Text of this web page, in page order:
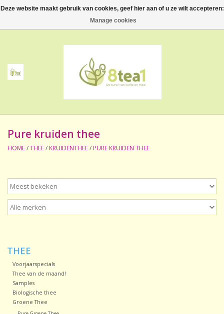
0 Artikelen - €--,--
Thee
Accessoires
BeppeDeli en 8tea1
Contact
Laatste kans!
Pure kruiden thee
HOME/THEE/ KRUIDENTHEE/ PURE KRUIDEN THEE
THEE
Voorjaarspecials
Thee van de maand!
Samples
Biologische thee
Groene Thee
Deze website maakt gebruik van cookies, geef hier aan of u ze wilt accepteren:
Manage cookies